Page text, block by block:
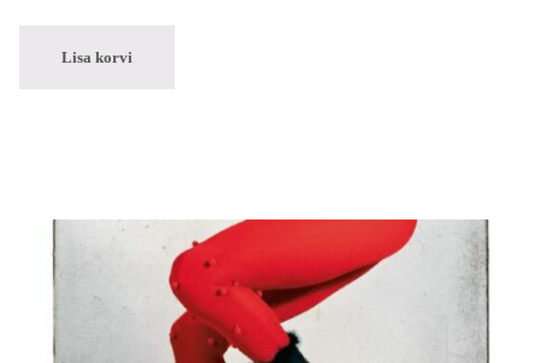
Lisa korvi